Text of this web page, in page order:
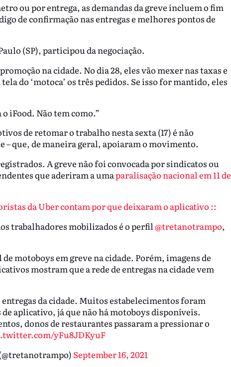
ou por entrega, as demandas da greve incluem o fim
de confirmação nas entregas e melhores pontos de
(SP), participou da negociação.
na cidade. No dia 28, eles vão mexer nas taxas e
do ‘motoca’ os três pedidos. Se isso for mantido, eles
iFood. Não tem como.”
de retomar o trabalho nesta sexta (17) é não
– que, de maneira geral, apoiaram o movimento.
A greve não foi convocada por sindicatos ou
que aderiram a umaparalisação nacional em 11 de
da Uber contam por que deixaram o aplicativo ::
trabalhadores mobilizados é o perfil@tretanotrampo,
motoboys em greve na cidade. Porém, imagens de
mostram que a rede de entregas na cidade vem
entregas da cidade. Muitos estabelecimentos foram
aplicativo, já que não há motoboys disponíveis.
donos de restaurantes passaram a pressionar o
yFu8JDKyuF
September 16, 2021